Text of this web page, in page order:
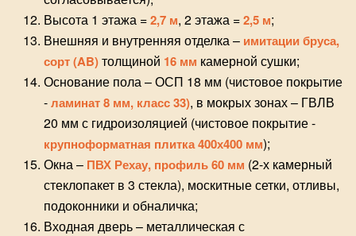
Высота 1 этажа =2,7 м, 2 этажа =2,5 м;
Внешняя и внутренняя отделка – имитации бруса,
сорт (AB)толщиной 16 мм камерной сушки;
Основание пола – ОСП 18 мм (чистовое покрытие
-ламинат 8 мм, класс 33), в мокрых зонах – ГВЛВ
20 мм с гидроизоляцией (чистовое покрытие -
крупноформатная плитка 400х400 мм);
Окна – ПВХ Рехау, профиль 60 мм (2-х камерный
стеклопакет в 3 стекла), москитные сетки, отливы,
подоконники и обналичка;
Входная дверь – металлическая с